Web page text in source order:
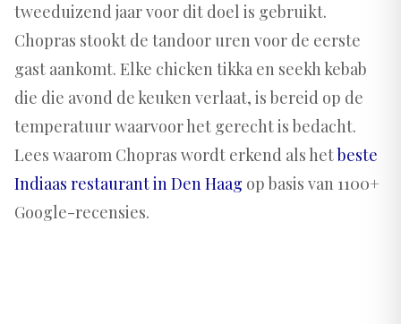
tweeduizend jaar voor dit doel is gebruikt.
Chopras stookt de tandoor uren voor de eerste
gast aankomt. Elke chicken tikka en seekh kebab
die die avond de keuken verlaat, is bereid op de
temperatuur waarvoor het gerecht is bedacht.
Lees waarom Chopras wordt erkend als hetbeste
Indiaas restaurant in Den Haag op basis van 1100+
Google-recensies.